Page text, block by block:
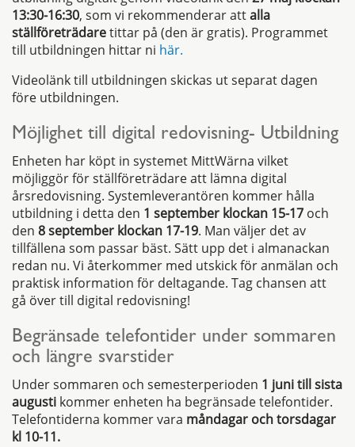
13:30-16:30, som vi rekommenderar attalla
ställföreträdaretittar på (den är gratis). Programmet
till utbildningen hittar ni här.
Videolänk till utbildningen skickas ut separat dagen
före utbildningen.
Möjlighet till digital redovisning- Utbildning
Enheten har köpt in systemet MittWärna vilket
möjliggör för ställföreträdare att lämna digital
årsredovisning. Systemleverantören kommer hålla
utbildning i detta den 1 september klockan 15-17 och
den 8 september klockan 17-19. Man väljer det av
tillfällena som passar bäst. Sätt upp det i almanackan
redan nu. Vi återkommer med utskick för anmälan och
praktisk information för deltagande. Tag chansen att
gå över till digital redovisning!
Begränsade telefontider under sommaren
och längre svarstider
Under sommaren och semesterperioden 1 juni till sista
augusti kommer enheten ha begränsade telefontider.
Telefontiderna kommer vara måndagar och torsdagar
kl 10-11.